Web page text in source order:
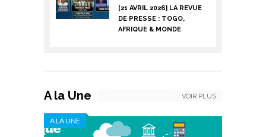
[21 AVRIL 2026] LA REVUE
DE PRESSE : TOGO,
AFRIQUE & MONDE
A la Une
A LA UNE
VOIR PLUS